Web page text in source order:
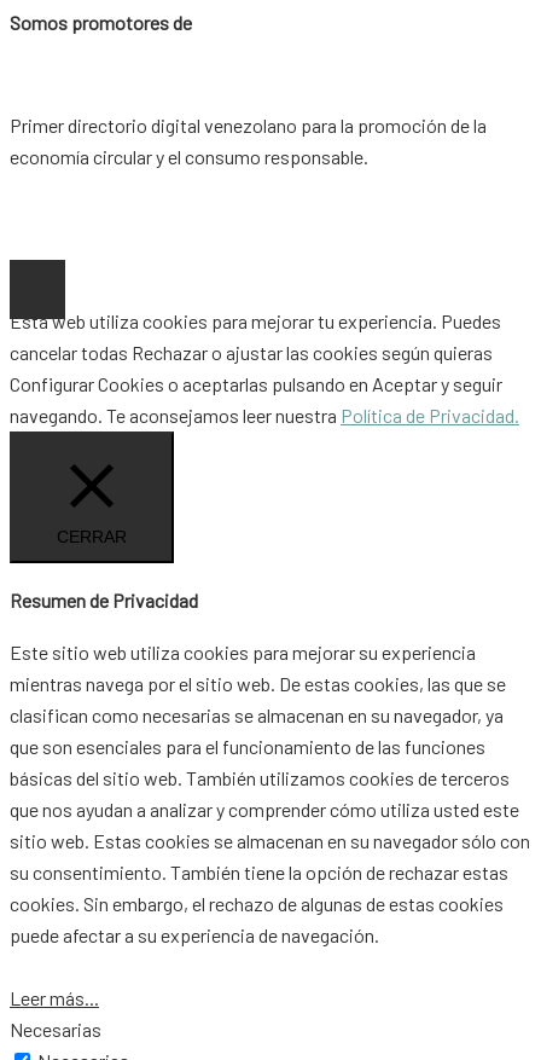
Somos promotores de
Primer directorio digital venezolano para la promoción de la
economía circular y el consumo responsable.
Esta web utiliza cookies para mejorar tu experiencia. Puedes
cancelar todas Rechazaro ajustar las cookies según quieras
Configurar Cookies o aceptarlas pulsando en Aceptary seguir
navegando. Te aconsejamos leer nuestra Política de Privacidad.
CERRAR
Resumen de Privacidad
Este sitio web utiliza cookies para mejorar su experiencia
mientras navega por el sitio web. De estas cookies, las que se
clasifican como necesarias se almacenan en su navegador, ya
que son esenciales para el funcionamiento de las funciones
básicas del sitio web. También utilizamos cookies de terceros
que nos ayudan a analizar y comprender cómo utiliza usted este
sitio web. Estas cookies se almacenan en su navegador sólo con
su consentimiento. También tiene la opción de rechazar estas
cookies. Sin embargo, el rechazo de algunas de estas cookies
puede afectar a su experiencia de navegación.
Leer más...
Necesarias